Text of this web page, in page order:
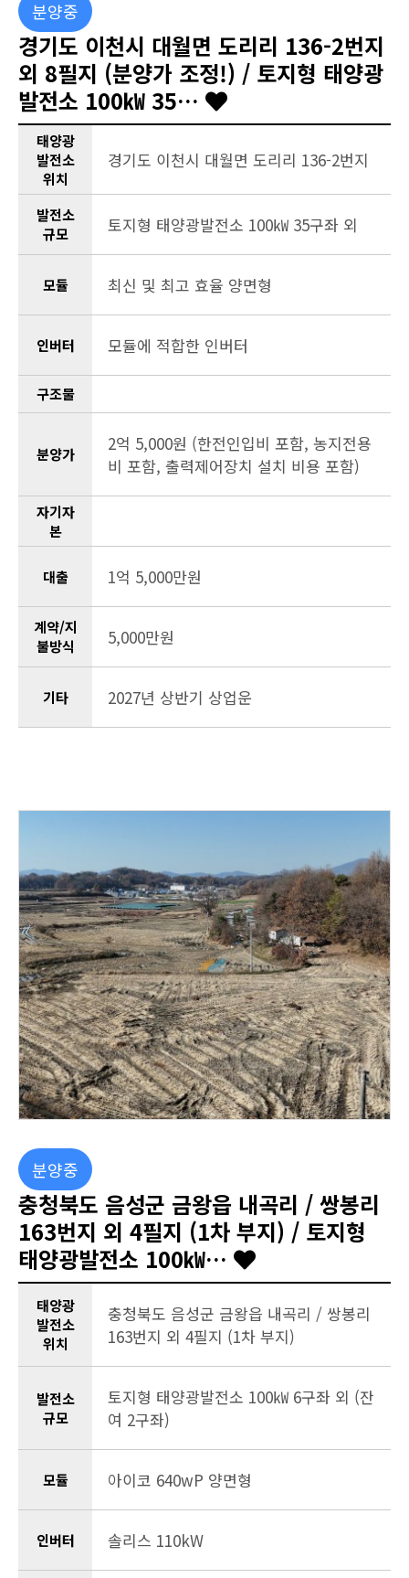
분양중
경기도 이천시 대월면 도리리 136-2번지
외 8필지 (분양가 조정!) / 토지형 태양광
발전소 100㎾ 35…
태양광
발전소
위치
경기도 이천시 대월면 도리리 136-2번지
발전소
규모
토지형 태양광발전소 100㎾ 35구좌 외
모듈 최신 및 최고 효율 양면형
인버터 모듈에 적합한 인버터
구조물
분양가
2억 5,000원 (한전인입비 포함, 농지전용
비 포함, 출력제어장치 설치 비용 포함)
자기자
본
대출 1억 5,000만원
계약/지
불방식
5,000만원
기타 2027년 상반기 상업운
분양중
충청북도 음성군 금왕읍 내곡리 / 쌍봉리
163번지 외 4필지 (1차 부지) / 토지형
태양광발전소 100㎾…
태양광
발전소
위치
충청북도 음성군 금왕읍 내곡리 / 쌍봉리
163번지 외 4필지 (1차 부지)
발전소
규모
토지형 태양광발전소 100㎾ 6구좌 외 (잔
여 2구좌)
모듈 아이코 640wP 양면형
인버터 솔리스 110kW